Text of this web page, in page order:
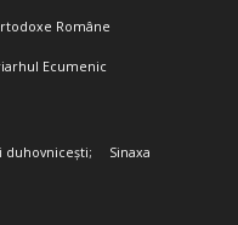
Române
Ecumenic
duhovnicești; Sinaxa